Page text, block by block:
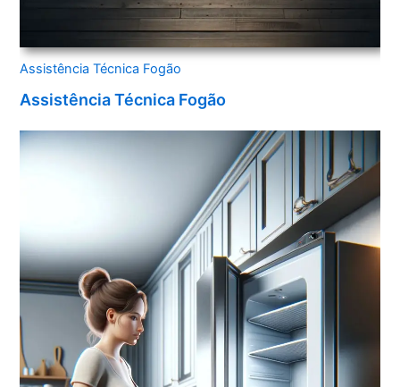
Assistência Técnica Fogão
Assistência Técnica Fogão